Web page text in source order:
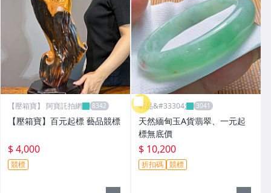
【壓箱寶】 阿寶託拍網
【壓箱寶】百元起標 藝品競標
$ 4,000
競標
昕品&#33304;
天然緬甸玉A貨翡翠、一元起
標無底價
$ 10,200
折扣碼 競標